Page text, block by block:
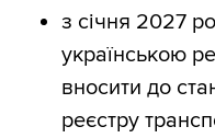
з січня 2027
українською
вносити до
реєстру